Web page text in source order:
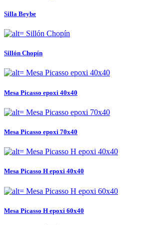
Silla Beybe
Sillón Chopín
Mesa Picasso epoxi 40x40
Mesa Picasso epoxi 70x40
Mesa Picasso H epoxi 40x40
Mesa Picasso H epoxi 60x40